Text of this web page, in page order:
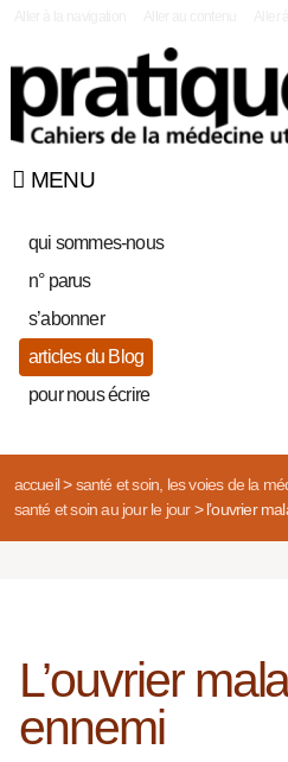
MENU
qui sommes-nous
n° parus
s’abonner
articles du Blog
pour nous écrire
accueil> santé et soin, les voies de la
santé et soin au jour le jour> l’ouvrier
L’ouvrier
ennemi